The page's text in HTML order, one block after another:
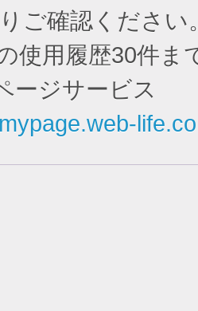
ご確認ください
使用履歴30件ま
ージサービス